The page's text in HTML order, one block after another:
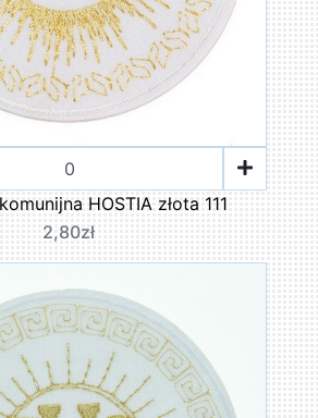
HOSTIA złota 111
2,80zł